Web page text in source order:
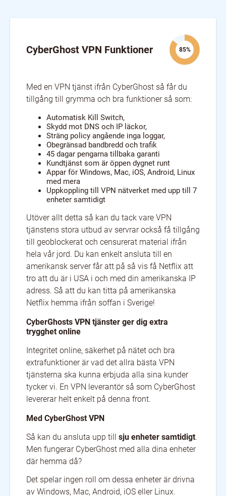
CyberGhost VPN Funktioner 85%
Med en VPN tjänst ifrån CyberGhost så får du
tillgång till grymma och bra funktioner så som:
Automatisk Kill Switch,
Skydd mot DNS och IP läckor,
Sträng policy angående inga loggar,
Obegränsad bandbredd och trafik
45 dagar pengarna tillbaka garanti
Kundtjänst som är öppen dygnet runt
Appar för Windows, Mac, iOS, Android, Linux
med mera
Uppkoppling till VPN nätverket med upp till 7
enheter samtidigt
Utöver allt detta så kan du tack vare VPN
tjänstens stora utbud av servrar också få tillgång
till geoblockerat och censurerat material ifrån
hela vår jord. Du kan enkelt ansluta till en
amerikansk server får att på så vis få Netflix att
tro att du är i USA i och med din amerikanska IP
adress. Så att du kan titta på amerikanska
Netflix hemma ifrån soffan i Sverige!
CyberGhosts VPN tjänster ger dig extra
trygghet online
Integritet online, säkerhet på nätet och bra
extrafunktioner är vad det allra bästa VPN
tjänsterna ska kunna erbjuda alla sina kunder
tycker vi. En VPN leverantör så som CyberGhost
levererar helt enkelt på denna front.
Med CyberGhost VPN
Så kan du ansluta upp till sju enheter samtidigt.
Men fungerar CyberGhost med alla dina enheter
där hemma då?
Det spelar ingen roll om dessa enheter är drivna
av Windows, Mac, Android, iOS eller Linux.